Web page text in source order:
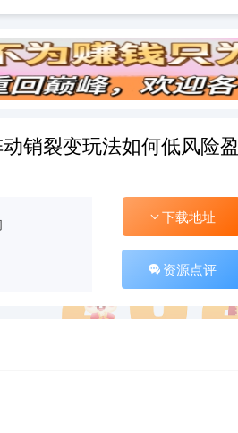
销裂变玩法如何低风险盈
下载地址
资源点评